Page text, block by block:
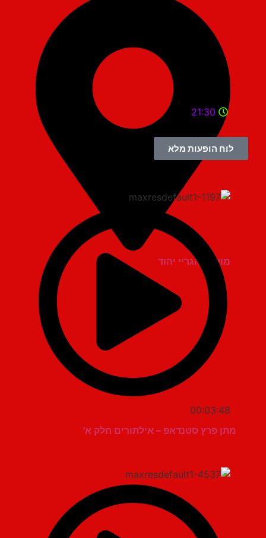
מועדון הגריי יהוד
21:30
לוח הופעות מלא
00:03:48
מתן פרץ סטנדאפ – אילתורים חלק א'